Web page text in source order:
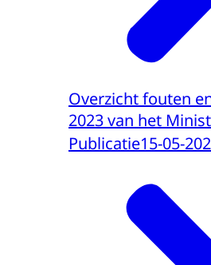
Overzicht fouten
2023 van het
Publicatie15-05-